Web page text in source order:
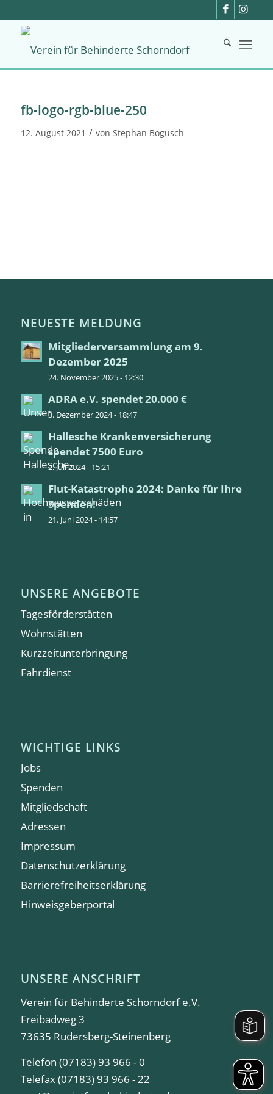
fb-logo-rgb-blue-250
12. August 2021 / von Stephan Bogusch
NEUESTE MELDUNG
Mitgliederversammlung am 9.
Dezember 2025
24. November 2025 - 12:30
ADRA e.V. spendet 20.000 €
3. Dezember 2024 - 18:47
Hallesche Krankenversicherung
spendet 7500 Euro
2. Juli 2024 - 15:21
Flut-Katastrophe 2024: Danke für Ihre
Spenden!
21. Juni 2024 - 14:57
UNSERE ANGEBOTE
Tagesförderstätten
Wohnstätten
Kurzzeitunterbringung
Fahrdienst
WICHTIGE LINKS
Jobs
Spenden
Mitgliedschaft
Adressen
Impressum
Datenschutzerklärung
Barrierefreiheitserklärung
Hinweisgeberportal
UNSERE ANSCHRIFT
Verein für Behinderte Schorndorf e.V.
Freibadweg 3
73635 Rudersberg-Steinenberg
Telefon (07183) 93 966 - 0
Telefax (07183) 93 966 - 22